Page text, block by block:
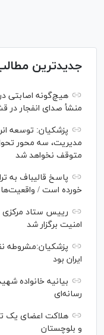
جدیدترین
هیچ‌گونه اصابتی
منشأ صدای انفجار در
پزشکیان: توسعه
مدیریت، سه محور
متوقف نخواهد شد
پاسخ قالیباف به
خورده است / واقعیت‌ها
امنیت برگزار شد
پزشکیان:مشروطه
ایران بود
بیانیه خانواده
رسانه‌ای
هلاکت اعضای یک
و بلوچستان